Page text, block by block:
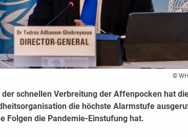
©
schnellen Verbreitung der Affenpocken hat
die höchste Alarmstufe
Folgen die Pandemie-Einstufung hat.